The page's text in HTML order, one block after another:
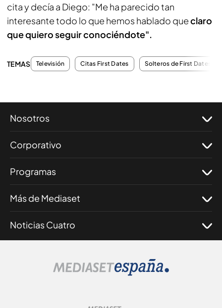
cita y decía a Diego: "Me ha parecido tan
interesante todo lo que hemos hablado queclaro
que quiero seguir conociéndote".
TEMAS Televisión Citas First Dates Solteros de First Dates
Nosotros
Corporativo
Programas
Más de Mediaset
Noticias Cuatro